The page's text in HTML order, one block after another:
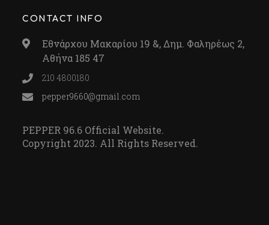
CONTACT INFO
Εθνάρχου Μακαρίου 19 &, Δημ. Φαληρέως 2,
Αθήνα 185 47
210 4800180
pepper9660@gmail.com
PEPPER 96.6 Official Website.
Copyright 2023. All Rights Reserved.